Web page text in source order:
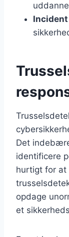
Det
identificere
hurtigt for at
opdage
et